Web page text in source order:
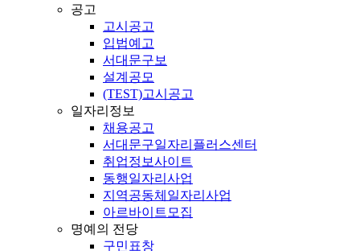
공고
고시공고
입법예고
서대문구보
설계공모
(TEST)고시공고
일자리정보
채용공고
서대문구일자리플러스센터
취업정보사이트
동행일자리사업
지역공동체일자리사업
아르바이트모집
명예의 전당
구민표창